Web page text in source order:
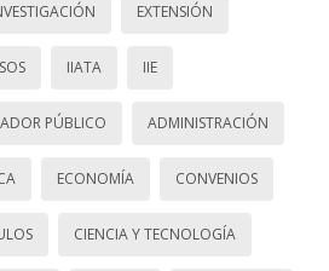
EXTENSIÓN
IIATA IIE
PÚBLICO ADMINISTRACIÓN
ECONOMÍA CONVENIOS
CIENCIA Y TECNOLOGÍA